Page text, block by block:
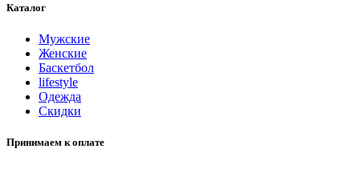
Каталог
Мужские
Женские
Баскетбол
lifestyle
Одежда
Скидки
Принимаем к оплате